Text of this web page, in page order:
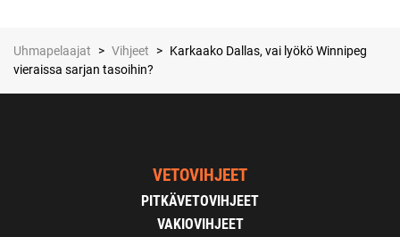
Uhmapelaajat > Vihjeet > Karkaako Dallas, vai lyökö Winnipeg
vieraissa sarjan tasoihin?
VETOVIHJEET
PITKÄVETOVIHJEET
VAKIOVIHJEET